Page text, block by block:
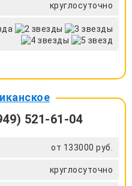
круглосуточно
521-61-04
от 133000 руб.
круглосуточно